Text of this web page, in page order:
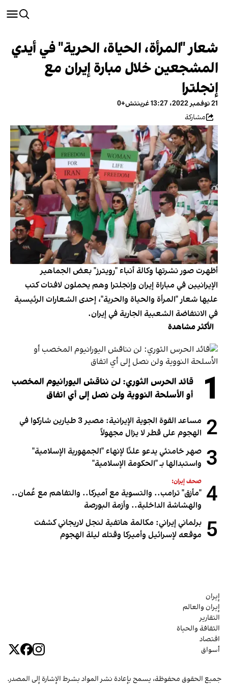
شعار "المرأة، الحياة، الحرية" في أيدي
المشجعين خلال مبارة إيران مع
إنجلترا
21 نوفمبر 2022، 13:27 غرينتش+0
مشاركة
أظهرت صور نشرتها وكالة أنباء "رويترز" بعض الجماهير
الإيرانيين في مباراة إيران وإنجلترا وهم يحملون لافتات كتب
عليها شعار "المرأة والحياة والحرية"، إحدى الشعارات الرئيسية
في الانتفاضة الشعبية الجارية في إيران.
الأكثر مشاهدة
1
قائد الحرس الثوري: لن نناقش اليورانيوم المخصب
أو الأسلحة النووية ولن نصل إلى أي اتفاق
2
مساعد القوة الجوية الإيرانية: مصير 3 طيارين شاركوا في
الهجوم على قطر لا يزال مجهولاً
3 صهر خامنئي يدعو علنًا لإنهاء "الجمهورية الإسلامية"
واستبدالها بـ "الحكومة الإسلامية"
4 صحف إيران:
"مأزق" ترامب.. والتسوية مع أميركا.. والتفاهم مع عُمان..
والهشاشة الداخلية.. وأزمة البورصة
5 برلماني إيراني: مكالمة هاتفية لنجل لاريجاني كشفت
موقعه لإسرائيل وأميركا وقتله ليلة الهجوم
إيران
إيران والعالم
التقارير
الثقافة والحياة
اقتصاد
أسواق
جميع الحقوق محفوظة، يسمح بإعادة نشر المواد بشرط الإشارة إلى المصدر.